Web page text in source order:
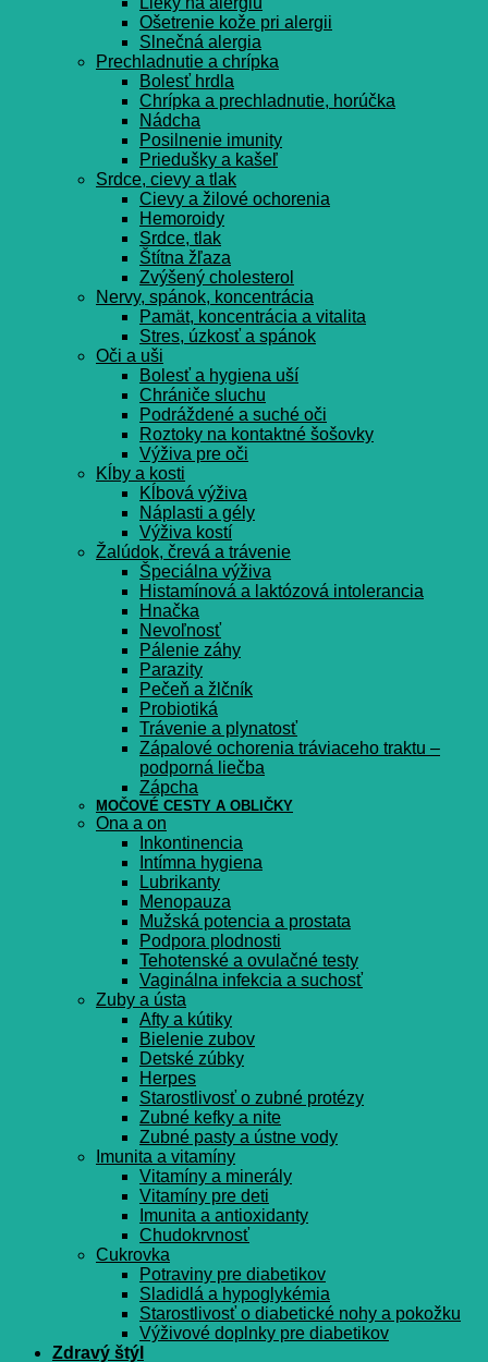
Ošetrenie kože pri alergii
Slnečná alergia
Prechladnutie a chrípka
Bolesť hrdla
Chrípka a prechladnutie, horúčka
Nádcha
Posilnenie imunity
Priedušky a kašeľ
Srdce, cievy a tlak
Cievy a žilové ochorenia
Hemoroidy
Srdce, tlak
Štítna žľaza
Zvýšený cholesterol
Nervy, spánok, koncentrácia
Pamät, koncentrácia a vitalita
Stres, úzkosť a spánok
Oči a uši
Bolesť a hygiena uší
Chrániče sluchu
Podráždené a suché oči
Roztoky na kontaktné šošovky
Výživa pre oči
Kĺby a kosti
Kĺbová výživa
Náplasti a gély
Výživa kostí
Žalúdok, črevá a trávenie
Špeciálna výživa
Histamínová a laktózová intolerancia
Hnačka
Nevoľnosť
Pálenie záhy
Parazity
Pečeň a žlčník
Probiotiká
Trávenie a plynatosť
Zápalové ochorenia tráviaceho traktu –
podporná liečba
Zápcha
MOČOVÉ CESTY A OBLIČKY
Ona a on
Inkontinencia
Intímna hygiena
Lubrikanty
Menopauza
Mužská potencia a prostata
Podpora plodnosti
Tehotenské a ovulačné testy
Vaginálna infekcia a suchosť
Zuby a ústa
Afty a kútiky
Bielenie zubov
Detské zúbky
Herpes
Starostlivosť o zubné protézy
Zubné kefky a nite
Zubné pasty a ústne vody
Imunita a vitamíny
Vitamíny a minerály
Vitamíny pre deti
Imunita a antioxidanty
Chudokrvnosť
Cukrovka
Potraviny pre diabetikov
Sladidlá a hypoglykémia
Starostlivosť o diabetické nohy a pokožku
Výživové doplnky pre diabetikov
Zdravý štýl